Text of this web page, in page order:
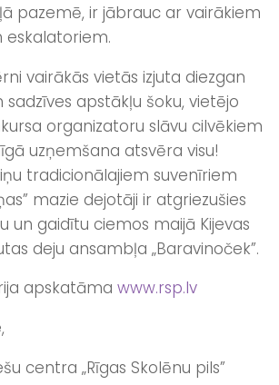
pazemē, ir jābrauc ar vairākiem
eskalatoriem.
vairākās vietās izjuta diezgan
sadzīves apstākļu šoku, vietējo
organizatoru slāvu cilvēkiem
uzņemšana atsvēra visu!
tradicionālajiem suvenīriem
mazie dejotāji ir atgriezušies
un gaidītu ciemos maijā Kijevas
deju ansambļa „Baravinoček”.
apskatāma www.rsp.lv
centra „Rīgas Skolēnu pils”